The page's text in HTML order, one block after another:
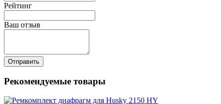
Рейтинг
Ваш отзыв
Отправить
Рекомендуемые товары